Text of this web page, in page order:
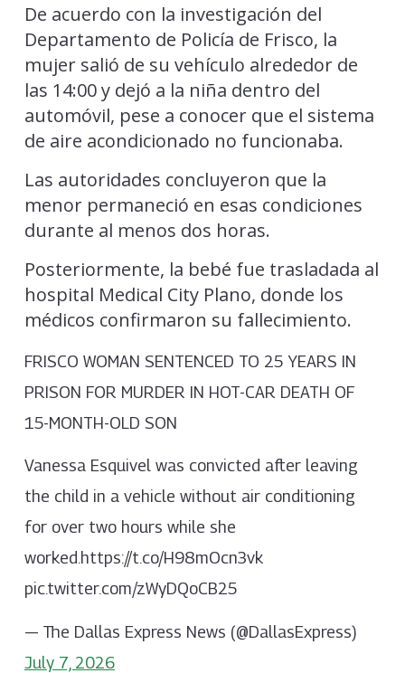
De acuerdo con la investigación del
Departamento de Policía de Frisco, la
mujer salió de su vehículo alrededor de
las 14:00 y dejó a la niña dentro del
automóvil, pese a conocer que el sistema
de aire acondicionado no funcionaba.
Las autoridades concluyeron que la
menor permaneció en esas condiciones
durante al menos dos horas.
Posteriormente, la bebé fue trasladada al
hospital Medical City Plano, donde los
médicos confirmaron su fallecimiento.
FRISCO WOMAN SENTENCED TO 25 YEARS IN
PRISON FOR MURDER IN HOT-CAR DEATH OF
15-MONTH-OLD SON
Vanessa Esquivel was convicted after leaving
the child in a vehicle without air conditioning
for over two hours while she
worked.https://t.co/H98mOcn3vk
pic.twitter.com/zWyDQoCB25
— The Dallas Express News (@DallasExpress)
July 7, 2026